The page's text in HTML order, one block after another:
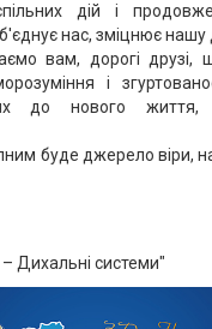
дій і
нас, зміцнює
вам, дорогі друзі,
і
до нового життя,
буде джерело віри,
– Дихальні системи"